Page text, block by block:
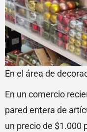
En el área de
En un comercio
pared entera de
un precio de $1.000